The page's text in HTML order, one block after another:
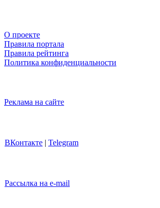
О проекте
Правила портала
Правила рейтинга
Политика конфиденциальности
Реклама на сайте
ВКонтакте | Telegram
Рассылка на e-mail